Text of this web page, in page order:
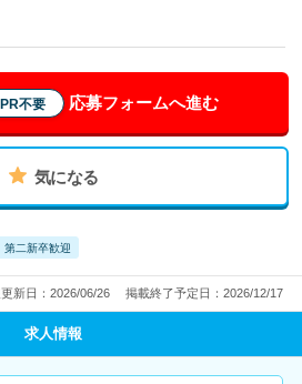
不要 応募フォームへ進む
気になる
第二新卒歓迎
新日：2026/06/26 掲載終了予定日：2026/12/17
求人情報